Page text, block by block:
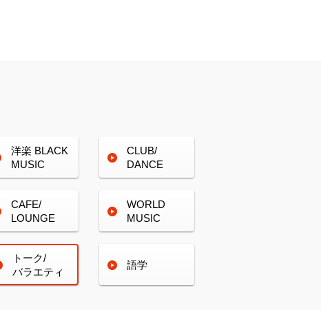
洋楽 BLACK
MUSIC
CLUB/
DANCE
CAFE/
LOUNGE
WORLD
MUSIC
トーク/
バラエティ
語学